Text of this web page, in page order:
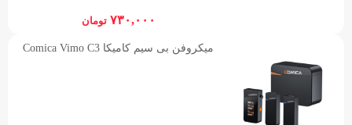
۷۳۰,۰۰۰ تومان
میکروفن بی سیم کامیکا Comica Vimo C3